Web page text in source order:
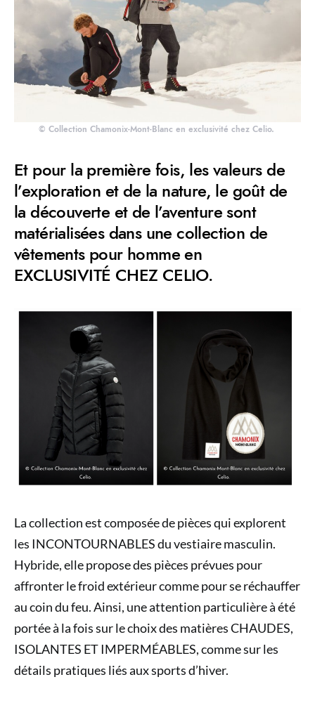
© Collection Chamonix-Mont-Blanc en exclusivité chez Celio.
Et pour la première fois, les valeurs de
l’exploration et de la nature, le goût de
la découverte et de l’aventure sont
matérialisées dans une collection de
vêtements pour homme en
EXCLUSIVITÉ CHEZ CELIO.
La collection est composée de pièces qui explorent
les INCONTOURNABLES du vestiaire masculin.
Hybride, elle propose des pièces prévues pour
affronter le froid extérieur comme pour se réchauffer
au coin du feu. Ainsi, une attention particulière à été
portée à la fois sur le choix des matières CHAUDES,
ISOLANTES ET IMPERMÉABLES, comme sur les
détails pratiques liés aux sports d’hiver.